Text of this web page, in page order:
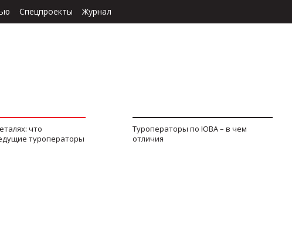
Спецпроекты Журнал
что
туроператоры
Туроператоры по ЮВА – в чем
отличия